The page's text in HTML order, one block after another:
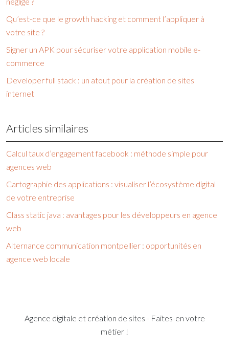
Qu’est-ce que le growth hacking et comment l’appliquer à
votre site ?
Signer un APK pour sécuriser votre application mobile e-
commerce
Developer full stack : un atout pour la création de sites
internet
Articles similaires
Calcul taux d’engagement facebook : méthode simple pour
agences web
Cartographie des applications : visualiser l’écosystème digital
de votre entreprise
Class static java : avantages pour les développeurs en agence
web
Alternance communication montpellier : opportunités en
agence web locale
Agence digitale et création de sites - Faites-en votre
métier !